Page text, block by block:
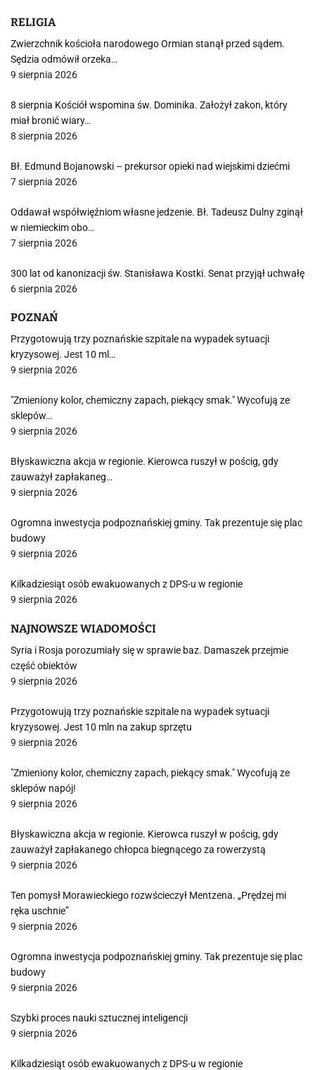
RELIGIA
Zwierzchnik kościoła narodowego Ormian stanął przed sądem.
Sędzia odmówił orzeka…
9 sierpnia 2026
8 sierpnia Kościół wspomina św. Dominika. Założył zakon, który
miał bronić wiary…
8 sierpnia 2026
Bł. Edmund Bojanowski – prekursor opieki nad wiejskimi dziećmi
7 sierpnia 2026
Oddawał współwięźniom własne jedzenie. Bł. Tadeusz Dulny zginął
w niemieckim obo…
7 sierpnia 2026
300 lat od kanonizacji św. Stanisława Kostki. Senat przyjął uchwałę
6 sierpnia 2026
POZNAŃ
Przygotowują trzy poznańskie szpitale na wypadek sytuacji
kryzysowej. Jest 10 ml…
9 sierpnia 2026
"Zmieniony kolor, chemiczny zapach, piekący smak." Wycofują ze
sklepów…
9 sierpnia 2026
Błyskawiczna akcja w regionie. Kierowca ruszył w pościg, gdy
zauważył zapłakaneg…
9 sierpnia 2026
Ogromna inwestycja podpoznańskiej gminy. Tak prezentuje się plac
budowy
9 sierpnia 2026
Kilkadziesiąt osób ewakuowanych z DPS-u w regionie
9 sierpnia 2026
NAJNOWSZE WIADOMOŚCI
Syria i Rosja porozumiały się w sprawie baz. Damaszek przejmie
część obiektów
9 sierpnia 2026
Przygotowują trzy poznańskie szpitale na wypadek sytuacji
kryzysowej. Jest 10 mln na zakup sprzętu
9 sierpnia 2026
"Zmieniony kolor, chemiczny zapach, piekący smak." Wycofują ze
sklepów napój!
9 sierpnia 2026
Błyskawiczna akcja w regionie. Kierowca ruszył w pościg, gdy
zauważył zapłakanego chłopca biegnącego za rowerzystą
9 sierpnia 2026
Ten pomysł Morawieckiego rozwścieczył Mentzena. „Prędzej mi
ręka uschnie”
9 sierpnia 2026
Ogromna inwestycja podpoznańskiej gminy. Tak prezentuje się plac
budowy
9 sierpnia 2026
Szybki proces nauki sztucznej inteligencji
9 sierpnia 2026
Kilkadziesiąt osób ewakuowanych z DPS-u w regionie